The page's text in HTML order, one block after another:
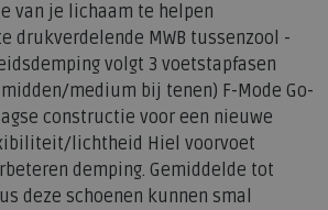
van je lichaam te helpen
drukverdelende MWB tussenzool -
volgt 3 voetstapfasen
medium bij tenen) F-Mode Go-
constructie voor een nieuwe
lichtheid Hiel voorvoet
demping. Gemiddelde tot
deze schoenen kunnen smal